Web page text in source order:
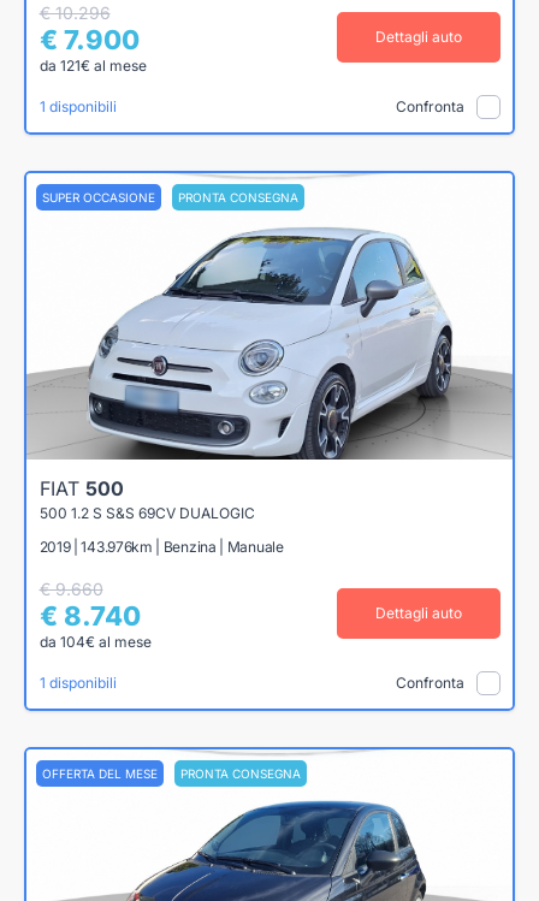
€ 10.296
€ 7.900
da 121€ al mese
Dettagli auto
1 disponibili Confronta
SUPER OCCASIONE PRONTA CONSEGNA
FIAT 500
500 1.2 S S&S 69CV DUALOGIC
2019 | 143.976km | Benzina | Manuale
€ 9.660
€ 8.740
da 104€ al mese
Dettagli auto
1 disponibili Confronta
OFFERTA DEL MESE PRONTA CONSEGNA